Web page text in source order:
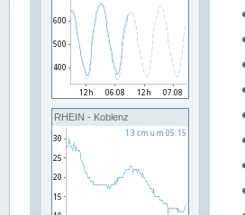
RHEIN - Koblenz